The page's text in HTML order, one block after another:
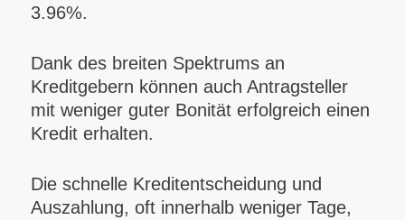
3.96%.
Dank des breiten Spektrums an
Kreditgebern können auch Antragsteller
mit weniger guter Bonität erfolgreich einen
Kredit erhalten.
Die schnelle Kreditentscheidung und
Auszahlung, oft innerhalb weniger Tage,